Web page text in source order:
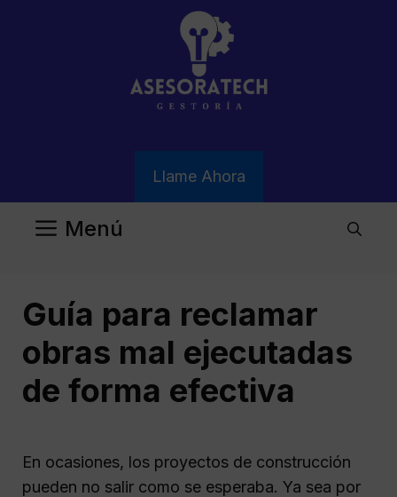
Llame Ahora
Menú
Guía para reclamar
obras mal ejecutadas
de forma efectiva
En ocasiones, los proyectos de construcción
pueden no salir como se esperaba. Ya sea por